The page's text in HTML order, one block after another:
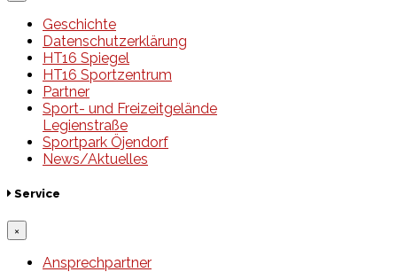
Geschichte
Datenschutzerklärung
HT16 Spiegel
HT16 Sportzentrum
Partner
Sport- und Freizeitgelände
Legienstraße
Sportpark Öjendorf
News/Aktuelles
Service
×
Ansprechpartner